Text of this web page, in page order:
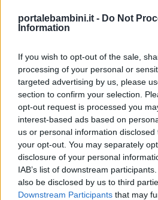
portalebambini.it - Do Not
Information
If you wish to opt-out of the sale,
processing of your personal or
targeted advertising by us, please
section to confirm your selection.
opt-out request is processed you
interest-based ads based on
us or personal information
your opt-out. You may separately
disclosure of your personal
IAB’s list of downstream
also be disclosed by us to third
Downstream Participants that may